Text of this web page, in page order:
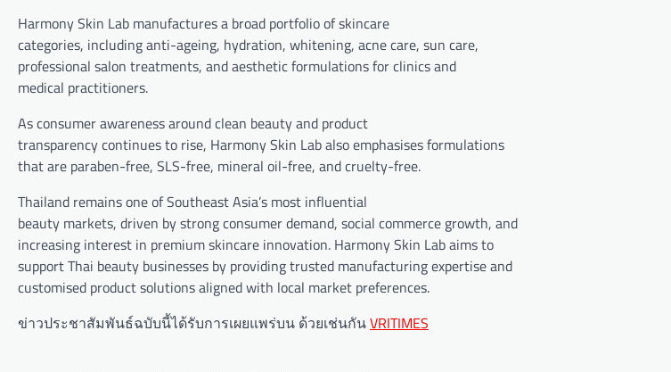
Harmony Skin Lab manufactures a broad portfolio of skincare
categories, including anti-ageing, hydration, whitening, acne care, sun care,
professional salon treatments, and aesthetic formulations for clinics and
medical practitioners.
As consumer awareness around clean beauty and product
transparency continues to rise, Harmony Skin Lab also emphasises formulations
that are paraben-free, SLS-free, mineral oil-free, and cruelty-free.
Thailand remains one of Southeast Asia’s most influential
beauty markets, driven by strong consumer demand, social commerce growth, and
increasing interest in premium skincare innovation. Harmony Skin Lab aims to
support Thai beauty businesses by providing trusted manufacturing expertise and
customised product solutions aligned with local market preferences.
ข่าวประชาสัมพันธ์ฉบับนี้ได้รับการเผยแพร่บน ด้วยเช่นกันVRITIMES